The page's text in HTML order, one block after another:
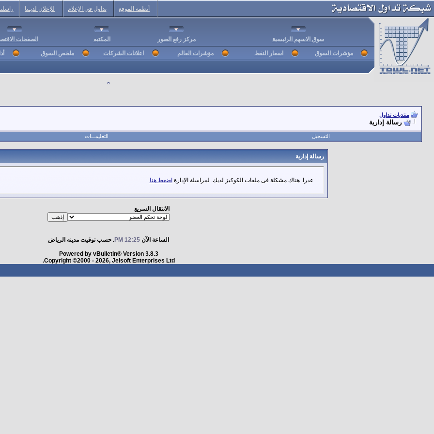
أنظمة الموقع تداول في الإعلام للإعلان لديـنا
سوق الاسهم الرئيسية مركز رفع الصور المكتبه الصفحات
مؤشرات السوق اسعار النفط مؤشرات العالم اعلانات الشركات ملخص السوق
منتديات تداول
رسالة إدارية
التسجيل التعليمـــات
رسالة إدارية
عذرا. هناك مشكلة فى ملفات الكوكيز لديك. لمراسلة الإدارة اضغط هنا
الانتقال السريع
الساعة الآن 12:25 PM . حسب توقيت مدينه الرياض
Powered by vBulletin® Version 3.8.3
Copyright ©2000 - 2026, Jelsoft Enterprises Ltd.